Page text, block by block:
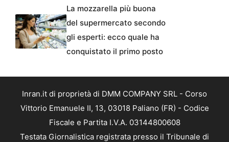
La mozzarella più buona
del supermercato secondo
gli esperti: ecco quale ha
conquistato il primo posto
Inran.it di proprietà di DMM COMPANY SRL - Corso
Vittorio Emanuele II, 13, 03018 Paliano (FR) - Codice
Fiscale e Partita I.V.A. 03144800608
Testata Giornalistica registrata presso il Tribunale di